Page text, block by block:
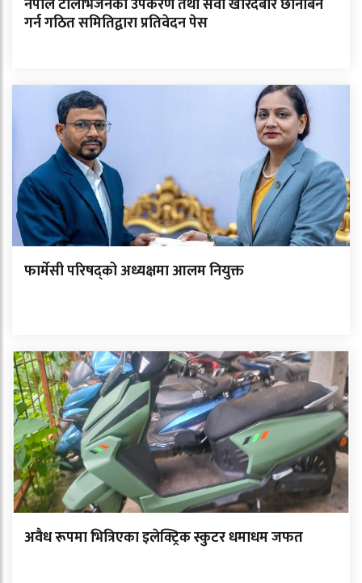
गर्न गठित समितिद्वारा प्रतिवेदन पेस
फार्मेसी परिषद्को अध्यक्षमा आलम नियुक्त
अवैध रूपमा भित्रिएका इलेक्ट्रिक स्कुटर धमाधम जफत